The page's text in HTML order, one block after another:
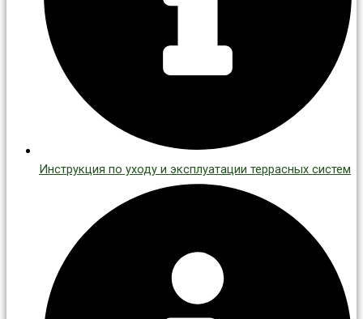
Инструкция по уходу и эксплуатации террасных систем